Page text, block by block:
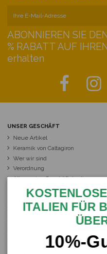
ABONNIEREN SIE
% RABATT AUF
erhalten
UNSER GESCHÄFT
Neue Artikel
Keramik von Caltagiron
Wer wir sind
Verordnung
Allgemeine
Cookies
Datenschutz
Juristische Notizen
Ihr Kundenbereich
Bestellverlauf
ITALIEN FÜR
10%-